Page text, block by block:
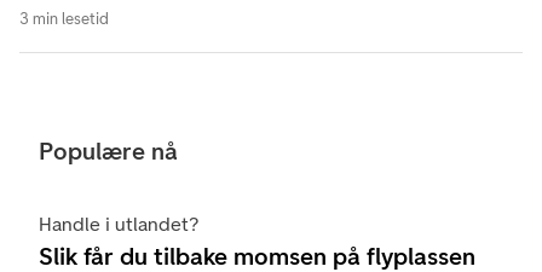
3 min lesetid
Populære nå
Handle i utlandet?
Slik får du tilbake momsen på flyplassen